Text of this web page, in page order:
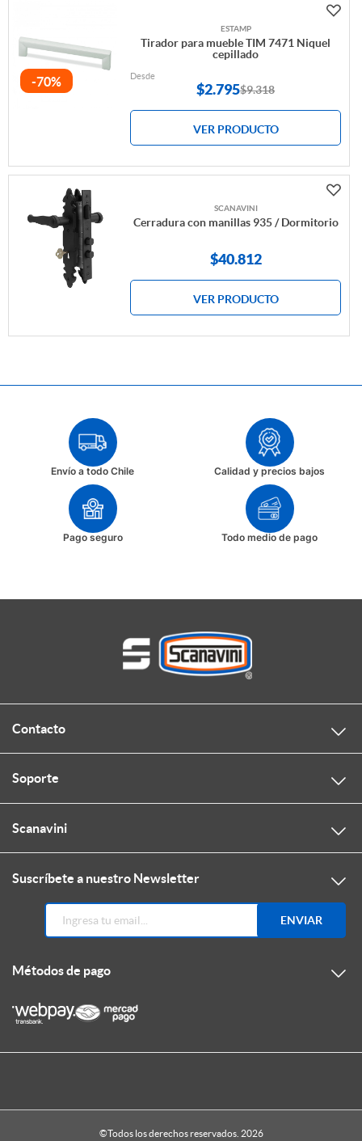
-70%
ESTAMP
Tirador para mueble TIM 7471 Niquel
cepillado
Desde
$2.795$9.318
VER PRODUCTO
SCANAVINI
Cerradura con manillas 935 / Dormitorio
$40.812
VER PRODUCTO
Envío a todo Chile Calidad y precios bajos
Pago seguro Todo medio de pago
Contacto
Soporte
Scanavini
Suscríbete a nuestro Newsletter
ENVIAR
Métodos de pago
©Todos los derechos reservados. 2026